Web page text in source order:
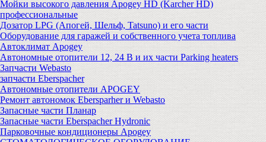
Мойки высокого давления Apogey HD (Karcher HD)
профессиональные
Дозатор LPG (Апогей, Шельф, Tatsuno) и его части
Оборудование для гаражей и собственного учета топлива
Автоклимат Apogey
Автономные отопители 12, 24 В и их части Parking heaters
Запчасти Webasto
запчасти Eberspacher
Автономные отопители APOGEY
Ремонт автономок Ebersparher и Webasto
Запасные части Планар
Запасные части Eberspacher Hydronic
Парковочные кондиционеры Apogey